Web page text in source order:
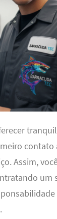
contato
Assim,
um